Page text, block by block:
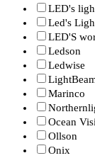
LED's
Led's
LED'S
Ledson
Ledwise
Marinco
Ocean
Ollson
Onix